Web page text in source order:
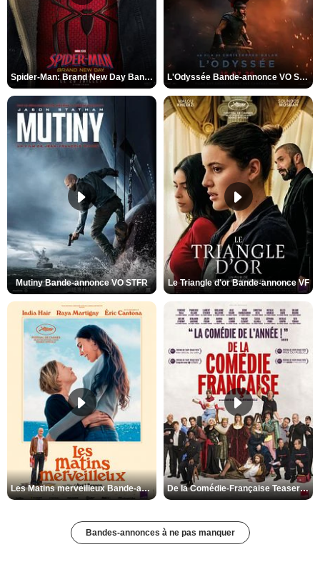
Spider-Man: Brand New Day Bande-annonce VO STFR L'Odyssée Bande-annonce VO STFR
Mutiny Bande-annonce VO STFR Le Triangle d'or Bande-annonce VF
Les Matins merveilleux Bande-annonce VF De la Comédie-Française Teaser VF
Bandes-annonces à ne pas manquer